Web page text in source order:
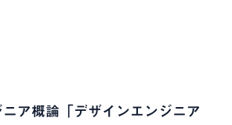
ア概論「デザインエンジニア